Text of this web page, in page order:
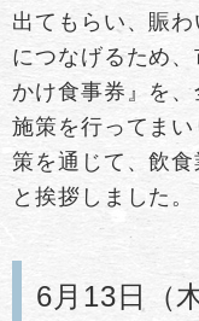
出てもらい、賑
につなげるため
かけ食事券』を
施策を行ってま
策を通じて、飲食
と挨拶しました。
6月13日（